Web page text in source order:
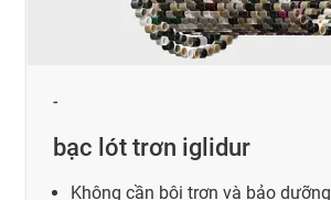
-
bạc lót trơn iglidur
Không cần bôi trơn và bảo dưỡng